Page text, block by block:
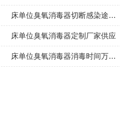
床单位臭氧消毒器切断感染途径的必要消毒手段
床单位臭氧消毒器定制厂家供应
床单位臭氧消毒器消毒时间万年历的设置